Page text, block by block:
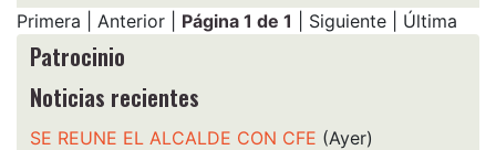
Primera | Anterior | Página 1 de 1 | Siguiente | Última
Patrocinio
Noticias recientes
SE REUNE EL ALCALDE CON CFE (Ayer)